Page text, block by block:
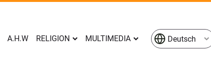
A.H.W RELIGION MULTIMEDIA Deutsch